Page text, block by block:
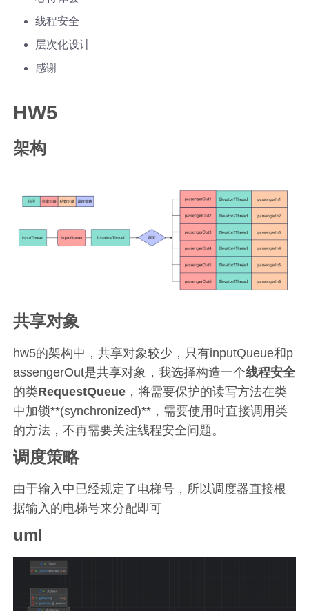
线程安全
层次化设计
感谢
HW5
架构
共享对象
hw5的架构中，共享对象较少，只有inputQueue和p
assengerOut是共享对象，我选择构造一个线程安全
的类RequestQueue ，将需要保护的读写方法在类
中加锁**(synchronized)**，需要使用时直接调用类
的方法，不再需要关注线程安全问题。
调度策略
由于输入中已经规定了电梯号，所以调度器直接根
据输入的电梯号来分配即可
uml